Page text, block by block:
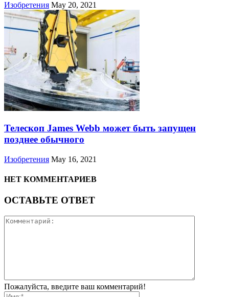
Изобретения May 20, 2021
Телескоп James Webb может быть запущен
позднее обычного
Изобретения May 16, 2021
НЕТ КОММЕНТАРИЕВ
ОСТАВЬТЕ ОТВЕТ
Пожалуйста, введите ваш комментарий!